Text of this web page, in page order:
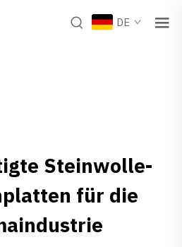
DE
Steinwolle-
für die